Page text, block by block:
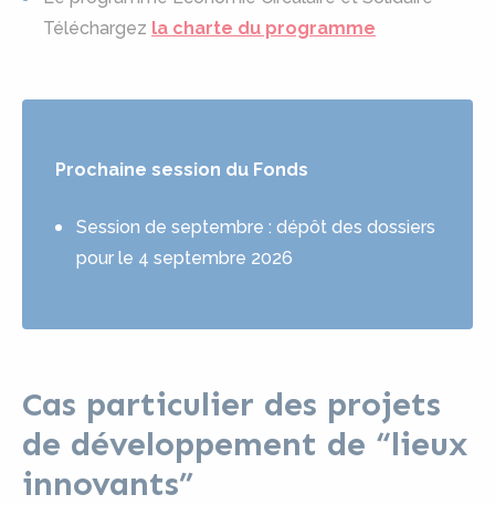
Téléchargez la charte du programme
Prochaine session du Fonds
Session de septembre : dépôt des dossiers
pour le 4 septembre 2026
Cas particulier des projets
de développement de “lieux
innovants”